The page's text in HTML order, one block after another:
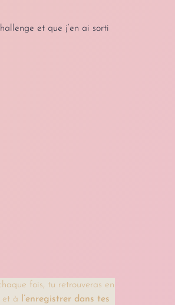
et que j’en ai sorti
fois, tu retrouveras en
à l’enregistrer dans tes